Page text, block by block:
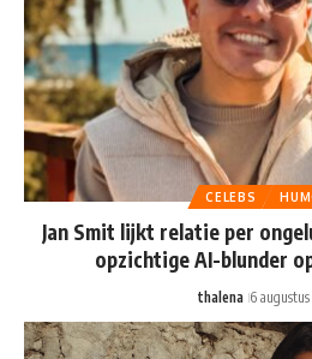
CELEBS
Jan Smit lijkt relatie per
opzichtige AI-blunder
thalena 6